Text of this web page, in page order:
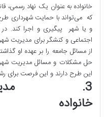
خانواده به عنوان یک نهاد
که می‌تواند با حمایت شهرداری
و یا شهر پیگیری و اجرا کند.
اجتماعی و کنشگر برای
از مسائل جامعه را بر عهده او
حل مشکلات و مسائل مدیریت
این طرح دارند و این فرصت برای
3. مدیریت
خانواده